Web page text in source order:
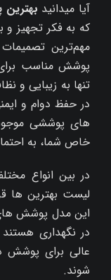
آیا میدانید
که به فکر تجهیز و
مهم‌ترین
پوشش مناسب
تنها به زیبایی و
در حفظ دوام و
های پوششی
خاص شما، به
در بین انواع
لیست بهترین ها
این مدل پوشش
در نگهداری
عالی برای پوشش
شوند.